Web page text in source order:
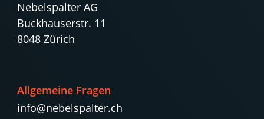
Nebelspalter AG
Buckhauserstr. 11
8048 Zürich
Allgemeine Fragen
info@nebelspalter.ch